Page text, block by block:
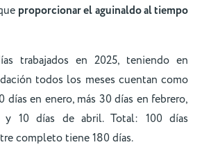
proporcionar el aguinaldo al tiempo
trabajados en 2025, teniendo en
todos los meses cuentan como
días en enero, más 30 días en febrero,
10 días de abril. Total: 100 días
completo tiene 180 días.